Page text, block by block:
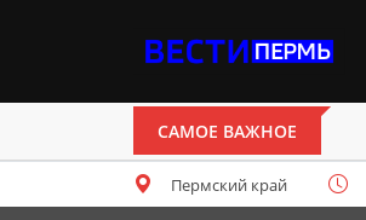
САМОЕ ВАЖНОЕ
Пермский край